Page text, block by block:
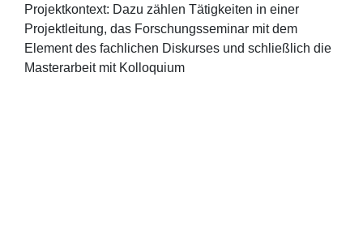
Projektkontext: Dazu zählen Tätigkeiten in einer
Projektleitung, das Forschungsseminar mit dem
Element des fachlichen Diskurses und schließlich die
Masterarbeit mit Kolloquium